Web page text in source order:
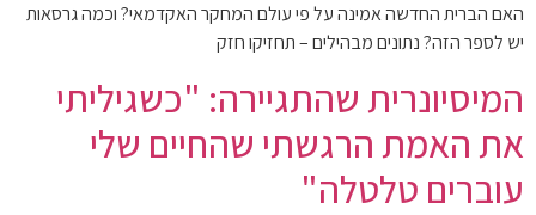
האם הברית החדשה אמינה על פי עולם המחקר האקדמאי? וכמה גרסאות
יש לספר הזה? נתונים מבהילים – תחזיקו חזק
המיסיונרית שהתגיירה: "כשגיליתי
את האמת הרגשתי שהחיים שלי
עוברים טלטלה"